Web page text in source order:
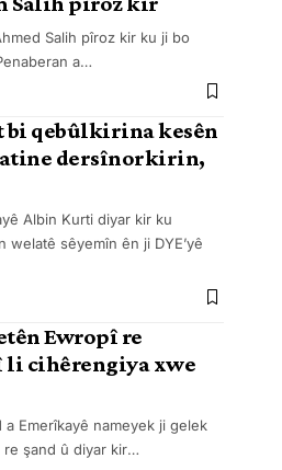
Salih pîroz kir ku ji bo
a…
bi qebûlkirina kesên
dersînorkirin,
Albin Kurti diyar kir ku
welatê sêyemîn ên ji DYE’yê
Ewropî re
li cihêrengiya xwe
a Emerîkayê nameyek ji gelek
şand û diyar kir…